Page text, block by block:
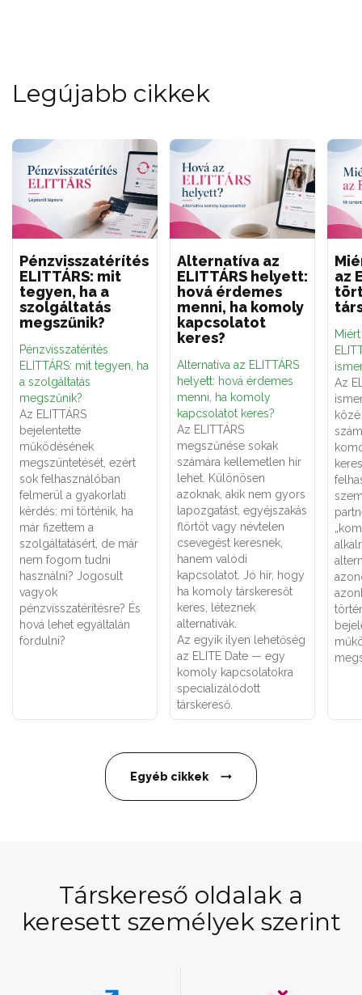
Legújabb cikkek
Pénzvisszatérítés
ELITTÁRS: mit
tegyen, ha a
szolgáltatás
megszűnik?
Pénzvisszatérítés
ELITTÁRS: mit tegyen, ha
a szolgáltatás
megszűnik?
Az ELITTÁRS
bejelentette
működésének
megszüntetését, ezért
sok felhasználóban
felmerül a gyakorlati
kérdés: mi történik, ha
már fizettem a
szolgáltatásért, de már
nem fogom tudni
használni? Jogosult
vagyok
pénzvisszatérítésre? És
hová lehet egyáltalán
fordulni?
Alternatíva az
ELITTÁRS helyett:
hová érdemes
menni, ha komoly
kapcsolatot
keres?
Alternatíva az ELITTÁRS
helyett: hová érdemes
menni, ha komoly
kapcsolatot keres?
Az ELITTÁRS
megszűnése sokak
számára kellemetlen hír
lehet. Különösen
azoknak, akik nem gyors
lapozgatást, egyéjszakás
flörtöt vagy névtelen
csevegést keresnek,
hanem valódi
kapcsolatot. Jó hír, hogy
ha komoly társkeresőt
keres, léteznek
alternatívák.
Az egyik ilyen lehetőség
az ELITE Date — egy
komoly kapcsolatokra
specializálódott
társkereső.
az
Az
Egyéb cikkek
Társkereső oldalak a
keresett személyek szerint